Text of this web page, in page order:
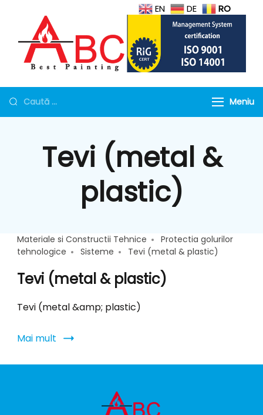
tubulaturi de ventilatie,
Torcret rezistent la foc Meniu
Tevi (metal &
plastic)
Materiale si Constructii Tehnice
Protectia golurilor
tehnologice
Sisteme Tevi (metal & plastic)
Tevi (metal & plastic)
Tevi (metal &amp; plastic)
Mai mult
EN DE RO